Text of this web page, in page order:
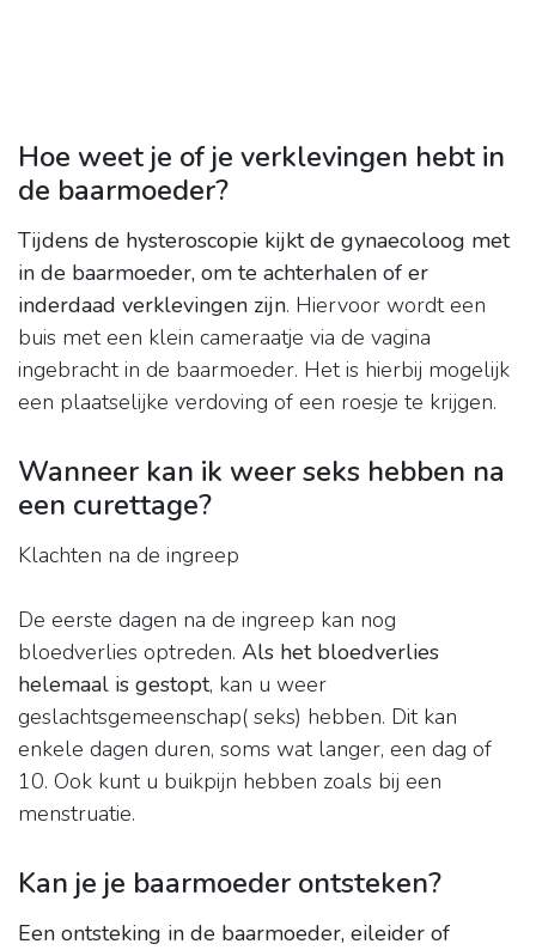
Hoe weet je of je verklevingen hebt in
de baarmoeder?
Tijdens de hysteroscopie kijkt de gynaecoloog met
in de baarmoeder, om te achterhalen of er
inderdaad verklevingen zijn. Hiervoor wordt een
buis met een klein cameraatje via de vagina
ingebracht in de baarmoeder. Het is hierbij mogelijk
een plaatselijke verdoving of een roesje te krijgen.
Wanneer kan ik weer seks hebben na
een curettage?
Klachten na de ingreep
De eerste dagen na de ingreep kan nog
bloedverlies optreden. Als het bloedverlies
helemaal is gestopt, kan u weer
geslachtsgemeenschap( seks) hebben. Dit kan
enkele dagen duren, soms wat langer, een dag of
10. Ook kunt u buikpijn hebben zoals bij een
menstruatie.
Kan je je baarmoeder ontsteken?
Een ontsteking in de baarmoeder, eileider of